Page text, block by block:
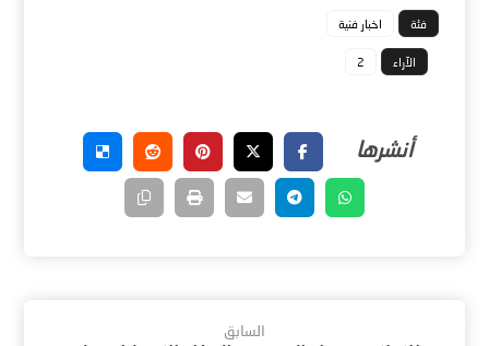
فئة اخبار فنية
الآراء 2
السابق